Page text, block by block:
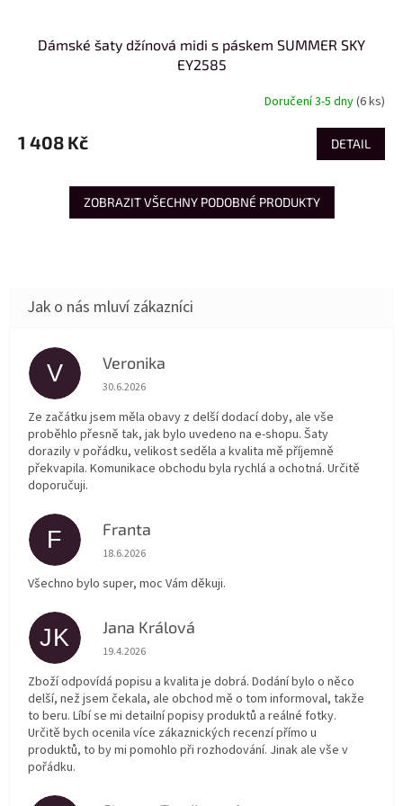
Dámské šaty džínová midi s páskem SUMMER SKY
EY2585
Doručení 3-5 dny(6 ks)
1 408 Kč DETAIL
ZOBRAZIT VŠECHNY PODOBNÉ PRODUKTY
V Veronika
Hodnocení obchodu je 5 z 5 hvězdiček.
30.6.2026
Ze začátku jsem měla obavy z delší dodací doby, ale vše
proběhlo přesně tak, jak bylo uvedeno na e-shopu. Šaty
dorazily v pořádku, velikost seděla a kvalita mě příjemně
překvapila. Komunikace obchodu byla rychlá a ochotná. Určitě
doporučuji.
F Franta
Hodnocení obchodu je 5 z 5 hvězdiček.
18.6.2026
Všechno bylo super, moc Vám děkuji.
JK Jana Králová
Hodnocení obchodu je 5 z 5 hvězdiček.
19.4.2026
Zboží odpovídá popisu a kvalita je dobrá. Dodání bylo o něco
delší, než jsem čekala, ale obchod mě o tom informoval, takže
to beru. Líbí se mi detailní popisy produktů a reálné fotky.
Určitě bych ocenila více zákaznických recenzí přímo u
produktů, to by mi pomohlo při rozhodování. Jinak ale vše v
pořádku.